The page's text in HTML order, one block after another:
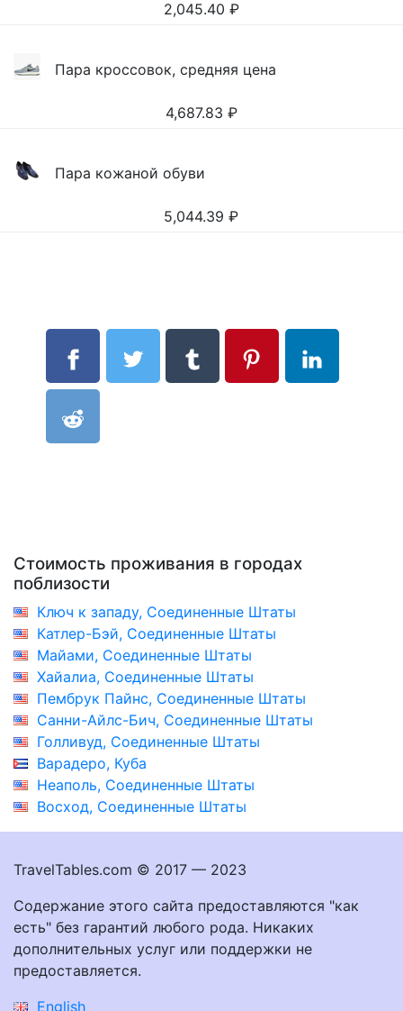
2,045.40 ₽
Пара кроссовок, средняя цена
4,687.83 ₽
Пара кожаной обуви
5,044.39 ₽
Стоимость проживания в городах
поблизости
Ключ к западу, Соединенные Штаты
Катлер-Бэй, Соединенные Штаты
Майами, Соединенные Штаты
Хайалиа, Соединенные Штаты
Пембрук Пайнс, Соединенные Штаты
Санни-Айлс-Бич, Соединенные Штаты
Голливуд, Соединенные Штаты
Варадеро, Куба
Неаполь, Соединенные Штаты
Восход, Соединенные Штаты
TravelTables.com © 2017 — 2023
Содержание этого сайта предоставляются "как
есть" без гарантий любого рода. Никаких
дополнительных услуг или поддержки не
предоставляется.
English